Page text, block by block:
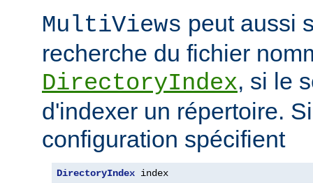
MultiViews peut aussi
recherche du fichier
DirectoryIndex, si le
d'indexer un répertoire.
configuration spécifient
DirectoryIndex index